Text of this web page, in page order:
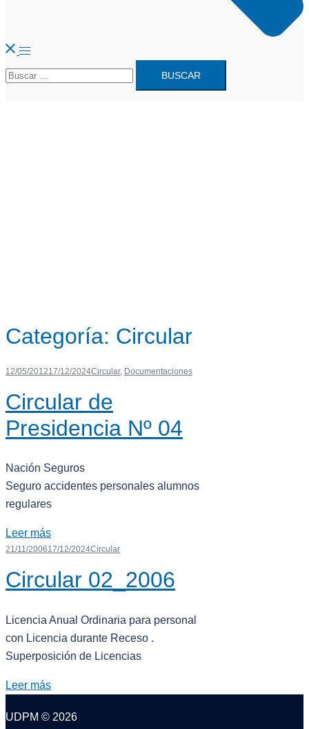
Alternar
menú
Buscar:
Categoría: Circular
12/05/201217/12/2024Circular, Documentaciones
Circular de
Presidencia Nº 04
Nación Seguros
Seguro accidentes personales alumnos
regulares
Leer más
21/11/200617/12/2024Circular
Circular 02_2006
Licencia Anual Ordinaria para personal
con Licencia durante Receso .
Superposición de Licencias
Leer más
UDPM © 2026